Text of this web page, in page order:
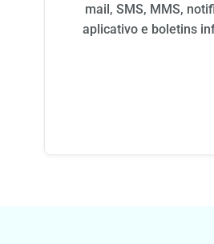
mail, SMS, MMS,
aplicativo e boletins